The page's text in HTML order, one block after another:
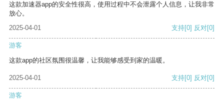
这款加速器app的安全性很高，使用过程中不会泄露个人信息，让我非常
放心。
2025-04-01
支持[0] 反对[0]
游客
这款app的社区氛围很温馨，让我能够感受到家的温暖。
2025-04-01 支持[0] 反对[0]
游客